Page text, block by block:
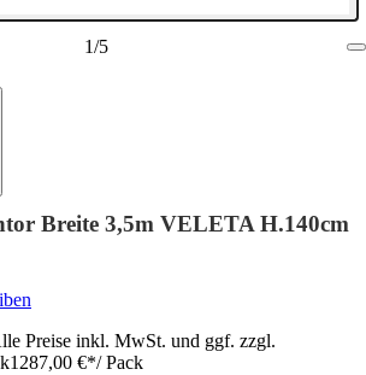
1/5
Breite 3,5m VELETA H.140cm
Preise inkl. MwSt. und ggf. zzgl.
1287,00 €*/ Pack